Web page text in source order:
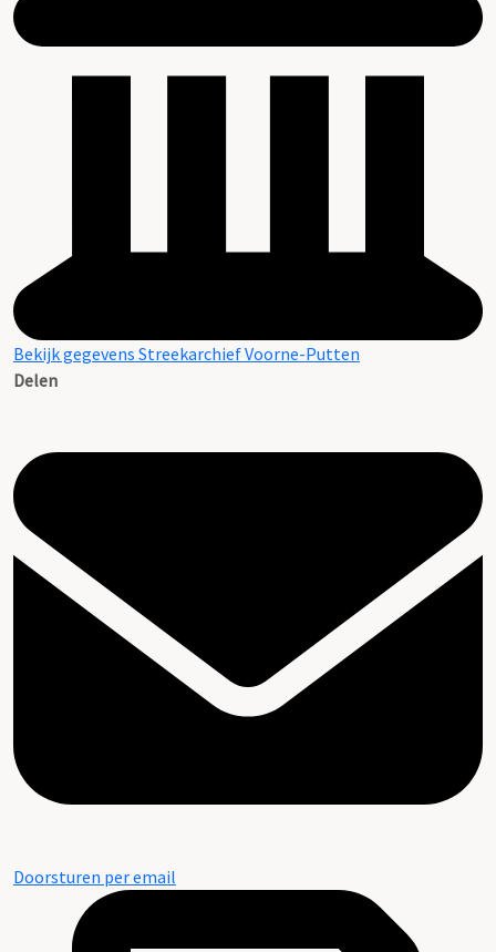
Bekijk gegevens Streekarchief Voorne-Putten
Delen
Doorsturen per email